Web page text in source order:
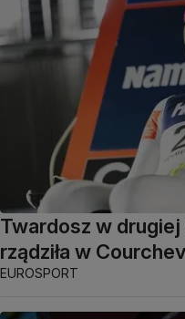
Twardosz w
rządziła w
EUROSPORT